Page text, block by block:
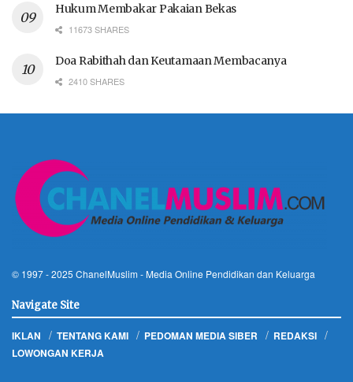
Hukum Membakar Pakaian Bekas
11673 SHARES
Doa Rabithah dan Keutamaan Membacanya
2410 SHARES
© 1997 - 2025 ChanelMuslim - Media Online Pendidikan dan Keluarga
Navigate Site
IKLAN TENTANG KAMI PEDOMAN MEDIA SIBER
REDAKSI
LOWONGAN KERJA